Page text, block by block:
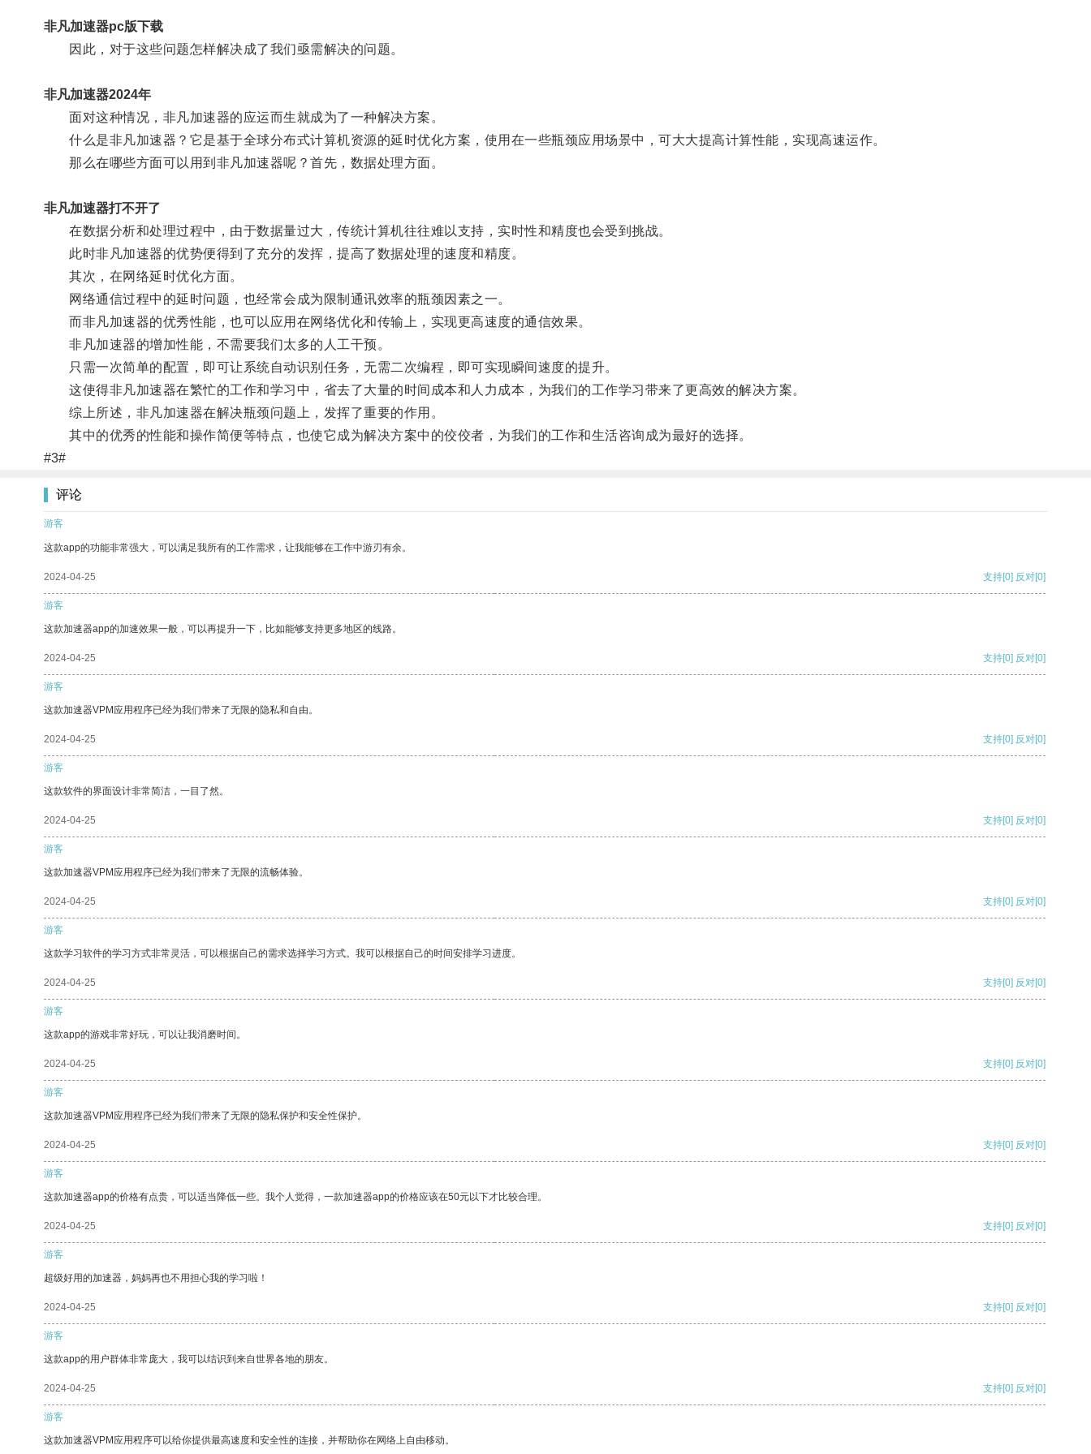
非凡加速器pc版下载
因此，对于这些问题怎样解决成了我们亟需解决的问题。
非凡加速器2024年
面对这种情况，非凡加速器的应运而生就成为了一种解决方案。
什么是非凡加速器？它是基于全球分布式计算机资源的延时优化方案，使用在一些瓶颈应用场景中，可大大提高计算性能，实现高速运作。
那么在哪些方面可以用到非凡加速器呢？首先，数据处理方面。
非凡加速器打不开了
在数据分析和处理过程中，由于数据量过大，传统计算机往往难以支持，实时性和精度也会受到挑战。
此时非凡加速器的优势便得到了充分的发挥，提高了数据处理的速度和精度。
其次，在网络延时优化方面。
网络通信过程中的延时问题，也经常会成为限制通讯效率的瓶颈因素之一。
而非凡加速器的优秀性能，也可以应用在网络优化和传输上，实现更高速度的通信效果。
非凡加速器的增加性能，不需要我们太多的人工干预。
只需一次简单的配置，即可让系统自动识别任务，无需二次编程，即可实现瞬间速度的提升。
这使得非凡加速器在繁忙的工作和学习中，省去了大量的时间成本和人力成本，为我们的工作学习带来了更高效的解决方案。
综上所述，非凡加速器在解决瓶颈问题上，发挥了重要的作用。
其中的优秀的性能和操作简便等特点，也使它成为解决方案中的佼佼者，为我们的工作和生活咨询成为最好的选择。
#3#
评论
游客
这款app的功能非常强大，可以满足我所有的工作需求，让我能够在工作中游刃有余。
2024-04-25 支持[0] 反对[0]
游客
这款加速器app的加速效果一般，可以再提升一下，比如能够支持更多地区的线路。
2024-04-25 支持[0] 反对[0]
游客
这款加速器VPM应用程序已经为我们带来了无限的隐私和自由。
2024-04-25 支持[0] 反对[0]
游客
这款软件的界面设计非常简洁，一目了然。
2024-04-25 支持[0] 反对[0]
游客
这款加速器VPM应用程序已经为我们带来了无限的流畅体验。
2024-04-25 支持[0] 反对[0]
游客
这款学习软件的学习方式非常灵活，可以根据自己的需求选择学习方式。我可以根据自己的时间安排学习进度。
2024-04-25 支持[0] 反对[0]
游客
这款app的游戏非常好玩，可以让我消磨时间。
2024-04-25 支持[0] 反对[0]
游客
这款加速器VPM应用程序已经为我们带来了无限的隐私保护和安全性保护。
2024-04-25 支持[0] 反对[0]
游客
这款加速器app的价格有点贵，可以适当降低一些。我个人觉得，一款加速器app的价格应该在50元以下才比较合理。
2024-04-25 支持[0] 反对[0]
游客
超级好用的加速器，妈妈再也不用担心我的学习啦！
2024-04-25 支持[0] 反对[0]
游客
这款app的用户群体非常庞大，我可以结识到来自世界各地的朋友。
2024-04-25 支持[0] 反对[0]
游客
这款加速器VPM应用程序可以给你提供最高速度和安全性的连接，并帮助你在网络上自由移动。